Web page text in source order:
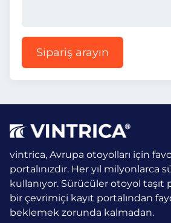
Sipariş arayın
vintrica, Avrupa otoyolları için
portalınızdır. Her yıl milyonlarca
kullanıyor. Sürücüler otoyol taşıt
bir çevrimiçi kayıt portalından
beklemek zorunda kalmadan.